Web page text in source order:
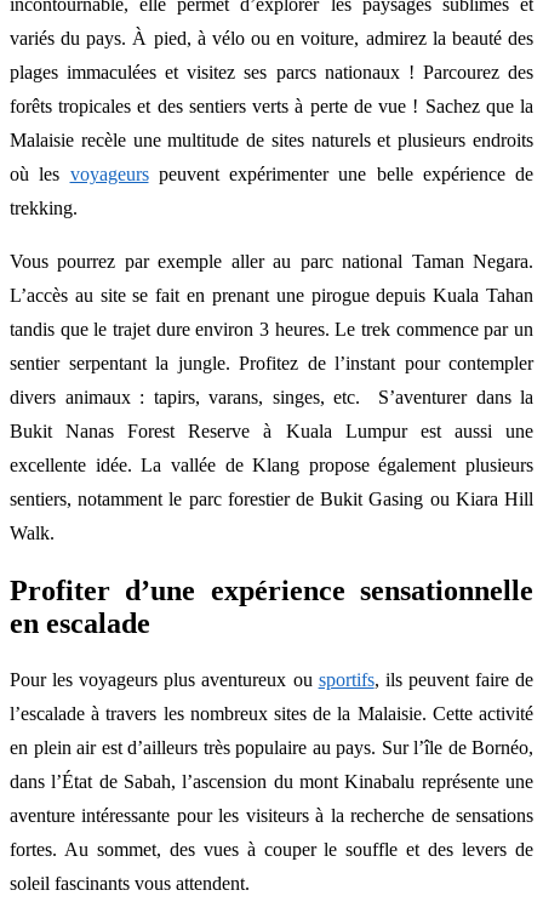
variés du pays. À pied, à vélo ou en voiture, admirez la beauté des
plages immaculées et visitez ses parcs nationaux ! Parcourez des
forêts tropicales et des sentiers verts à perte de vue ! Sachez que la
Malaisie recèle une multitude de sites naturels et plusieurs endroits
où les voyageurspeuvent expérimenter une belle expérience de
trekking.
Vous pourrez par exemple aller au parc national Taman Negara.
L’accès au site se fait en prenant une pirogue depuis Kuala Tahan
tandis que le trajet dure environ 3 heures. Le trek commence par un
sentier serpentant la jungle. Profitez de l’instant pour contempler
divers animaux : tapirs, varans, singes, etc. S’aventurer dans la
Bukit Nanas Forest Reserve à Kuala Lumpur est aussi une
excellente idée. La vallée de Klang propose également plusieurs
sentiers, notamment le parc forestier de Bukit Gasing ou Kiara Hill
Walk.
Profiter d’une expérience sensationnelle
en escalade
Pour les voyageurs plus aventureux ou sportifs, ils peuvent faire de
l’escalade à travers les nombreux sites de la Malaisie. Cette activité
en plein air est d’ailleurs très populaire au pays. Sur l’île de Bornéo,
dans l’État de Sabah, l’ascension du mont Kinabalu représente une
aventure intéressante pour les visiteurs à la recherche de sensations
fortes. Au sommet, des vues à couper le souffle et des levers de
soleil fascinants vous attendent.